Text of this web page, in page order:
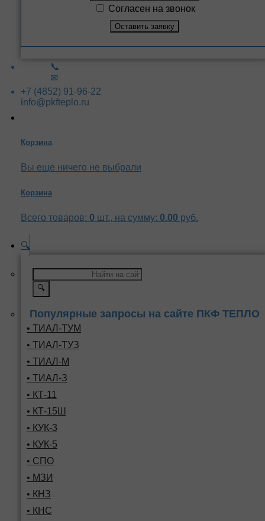
Согласен на звонок
📞
✉
+7 (4852) 91-96-22
info@pkfteplo.ru
Корзина
Вы еще ничего не выбрали
Корзина
Всего товаров: 0 шт., на сумму: 0.00 руб.
🔍
🔍
Популярные запросы на сайте ПКФ ТЕПЛО
• ТИАЛ-ТУМ
• ТИАЛ-ТУЗ
• ТИАЛ-М
• ТИАЛ-З
• КТ-11
• КТ-15Ш
• КУК-3
• КУК-5
• СПО
• МЗИ
• КНЗ
• КНС